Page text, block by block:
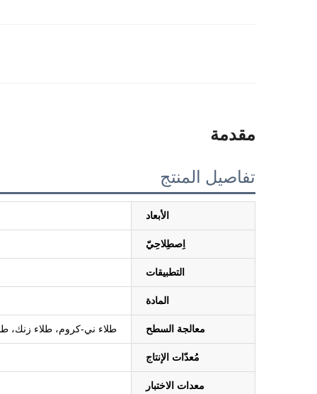
مقدمة
تفاصيل المنتج
الأبعاد
اِصطِلاحِيّ
التطبيقات
المادة
معالجة السطح طلاء ني-كروم، طلاء زنك،
مُعدّات الإنتاج
معدات الاختبار